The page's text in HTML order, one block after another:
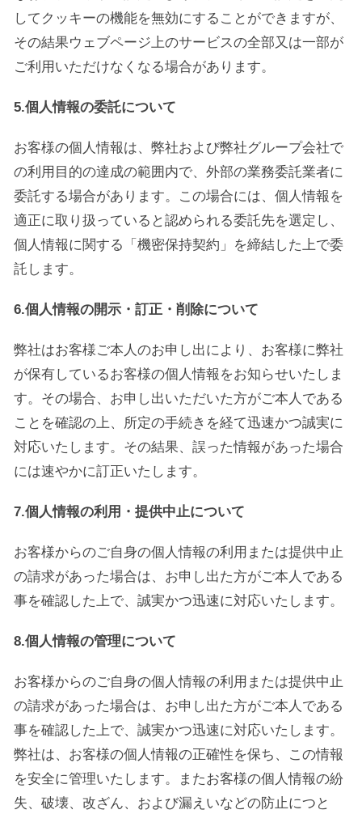
してクッキーの機能を無効にすることができますが、
その結果ウェブページ上のサービスの全部又は一部が
ご利用いただけなくなる場合があります。
5.個人情報の委託について
お客様の個人情報は、弊社および弊社グループ会社で
の利用目的の達成の範囲内で、外部の業務委託業者に
委託する場合があります。この場合には、個人情報を
適正に取り扱っていると認められる委託先を選定し、
個人情報に関する「機密保持契約」を締結した上で委
託します。
6.個人情報の開示・訂正・削除について
弊社はお客様ご本人のお申し出により、お客様に弊社
が保有しているお客様の個人情報をお知らせいたしま
す。その場合、お申し出いただいた方がご本人である
ことを確認の上、所定の手続きを経て迅速かつ誠実に
対応いたします。その結果、誤った情報があった場合
には速やかに訂正いたします。
7.個人情報の利用・提供中止について
お客様からのご自身の個人情報の利用または提供中止
の請求があった場合は、お申し出た方がご本人である
事を確認した上で、誠実かつ迅速に対応いたします。
8.個人情報の管理について
お客様からのご自身の個人情報の利用または提供中止
の請求があった場合は、お申し出た方がご本人である
事を確認した上で、誠実かつ迅速に対応いたします。
弊社は、お客様の個人情報の正確性を保ち、この情報
を安全に管理いたします。またお客様の個人情報の紛
失、破壊、改ざん、および漏えいなどの防止につと